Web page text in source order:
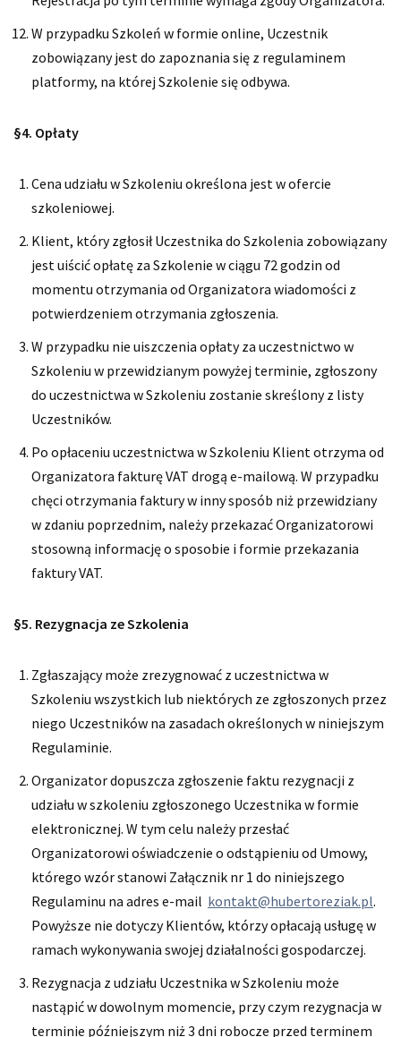
W przypadku Szkoleń w formie online, Uczestnik
zobowiązany jest do zapoznania się z regulaminem
platformy, na której Szkolenie się odbywa.
§4. Opłaty
Cena udziału w Szkoleniu określona jest w ofercie
szkoleniowej.
Klient, który zgłosił Uczestnika do Szkolenia zobowiązany
jest uiścić opłatę za Szkolenie w ciągu 72 godzin od
momentu otrzymania od Organizatora wiadomości z
potwierdzeniem otrzymania zgłoszenia.
W przypadku nie uiszczenia opłaty za uczestnictwo w
Szkoleniu w przewidzianym powyżej terminie, zgłoszony
do uczestnictwa w Szkoleniu zostanie skreślony z listy
Uczestników.
Po opłaceniu uczestnictwa w Szkoleniu Klient otrzyma od
Organizatora fakturę VAT drogą e-mailową. W przypadku
chęci otrzymania faktury w inny sposób niż przewidziany
w zdaniu poprzednim, należy przekazać Organizatorowi
stosowną informację o sposobie i formie przekazania
faktury VAT.
§5. Rezygnacja ze Szkolenia
Zgłaszający może zrezygnować z uczestnictwa w
Szkoleniu wszystkich lub niektórych ze zgłoszonych przez
niego Uczestników na zasadach określonych w niniejszym
Regulaminie.
Organizator dopuszcza zgłoszenie faktu rezygnacji z
udziału w szkoleniu zgłoszonego Uczestnika w formie
elektronicznej. W tym celu należy przesłać
Organizatorowi oświadczenie o odstąpieniu od Umowy,
którego wzór stanowi Załącznik nr 1 do niniejszego
Regulaminu na adres e-mail kontakt@hubertoreziak.pl.
Powyższe nie dotyczy Klientów, którzy opłacają usługę w
ramach wykonywania swojej działalności gospodarczej.
Rezygnacja z udziału Uczestnika w Szkoleniu może
nastąpić w dowolnym momencie, przy czym rezygnacja w
terminie późniejszym niż 3 dni robocze przed terminem